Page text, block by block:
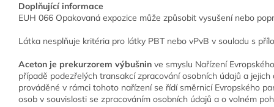
Doplňující informace
EUH 066 Opakovaná expozice může způsobit vysušení nebo
Látka nesplňuje kritéria pro látky PBT nebo vPvB v souladu s
Aceton je prekurzorem výbušnin ve smyslu Nařízení
případě podezřelých transakcí zpracování osobních údajů a
prováděné v rámci tohoto nařízení se řídí směrnicí Evropského
osob v souvislosti se zpracováním osobních údajů a o volném